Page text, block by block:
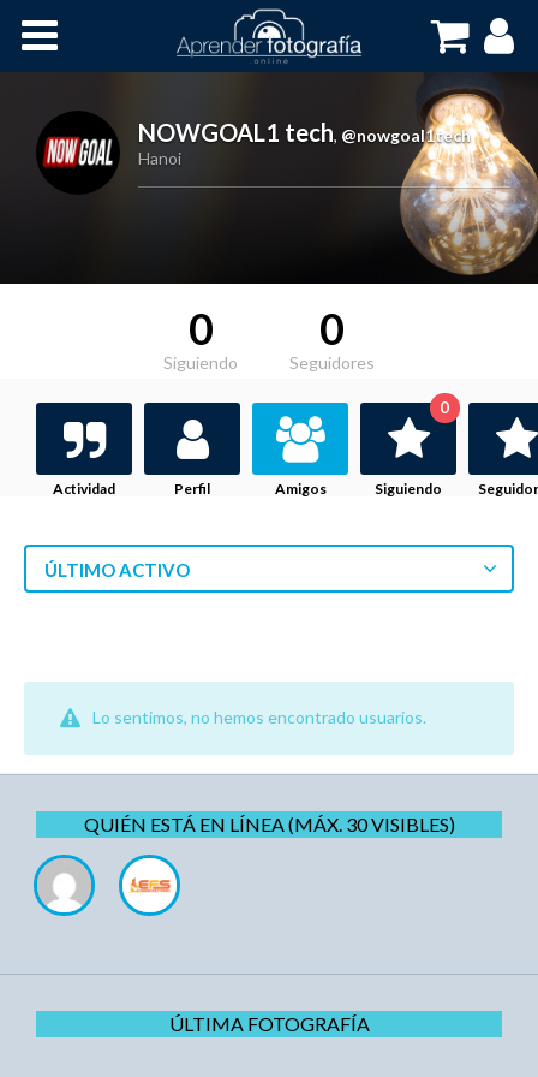
Cursos OnLine
NOWGOAL1 tech, @nowgoal1tech
Hanoi
0
Siguiendo
0
Seguidores
Actividad Perfil Amigos Siguiendo
0
ÚLTIMO ACTIVO
Lo sentimos, no hemos encontrado usuarios.
QUIÉN ESTÁ EN LÍNEA (MÁX. 30 VISIBLES)
ÚLTIMA FOTOGRAFÍA